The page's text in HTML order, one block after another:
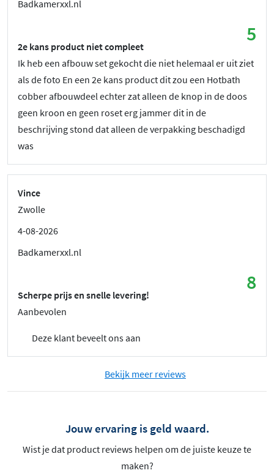
Badkamerxxl.nl
5
2e kans product niet compleet
Ik heb een afbouw set gekocht die niet helemaal er uit ziet
als de foto En een 2e kans product dit zou een Hotbath
cobber afbouwdeel echter zat alleen de knop in de doos
geen kroon en geen roset erg jammer dit in de
beschrijving stond dat alleen de verpakking beschadigd
was
Vince
Zwolle
4-08-2026
Badkamerxxl.nl
8
Scherpe prijs en snelle levering!
Aanbevolen
Deze klant beveelt ons aan
Bekijk meer reviews
Jouw ervaring is geld waard.
Wist je dat product reviews helpen om de juiste keuze te
maken?